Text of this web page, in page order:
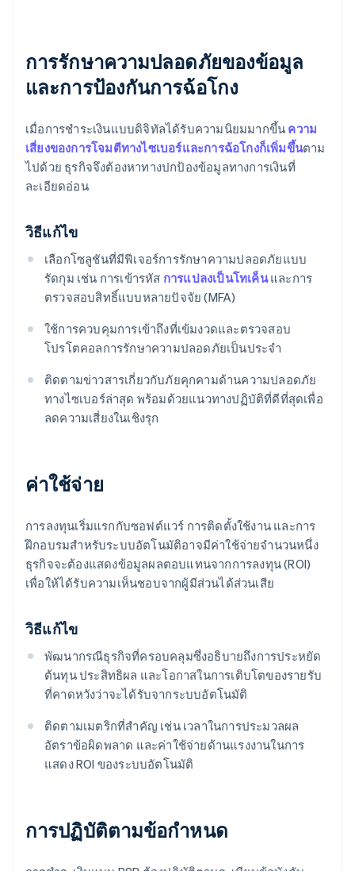
การรักษาความปลอดภัยของข้อมูล
และการป้องกันการฉ้อโกง
เมื่อการชําระเงินแบบดิจิทัลได้รับความนิยมมากขึ้น ความ
เสี่ยงของการโจมตีทางไซเบอร์และการฉ้อโกงก็เพิ่มขึ้นตาม
ไปด้วย ธุรกิจจึงต้องหาทางปกป้องข้อมูลทางการเงินที่
ละเอียดอ่อน
วิธีแก้ไข
เลือกโซลูชันที่มีฟีเจอร์การรักษาความปลอดภัยแบบ
รัดกุม เช่น การเข้ารหัส การแปลงเป็นโทเค็นและการ
ตรวจสอบสิทธิ์แบบหลายปัจจัย (MFA)
ใช้การควบคุมการเข้าถึงที่เข้มงวดและตรวจสอบ
โปรโตคอลการรักษาความปลอดภัยเป็นประจํา
ติดตามข่าวสารเกี่ยวกับภัยคุกคามด้านความปลอดภัย
ทางไซเบอร์ล่าสุด พร้อมด้วยแนวทางปฏิบัติที่ดีที่สุดเพื่อ
ลดความเสี่ยงในเชิงรุก
ค่าใช้จ่าย
การลงทุนเริ่มแรกกับซอฟต์แวร์ การติดตั้งใช้งาน และการ
ฝึกอบรมสําหรับระบบอัตโนมัติอาจมีค่าใช้จ่ายจำนวนหนึ่ง
ธุรกิจจะต้องแสดงข้อมูลผลตอบแทนจากการลงทุน (ROI)
เพื่อให้ได้รับความเห็นชอบจากผู้มีส่วนได้ส่วนเสีย
วิธีแก้ไข
พัฒนากรณีธุรกิจที่ครอบคลุมซึ่งอธิบายถึงการประหยัด
ต้นทุน ประสิทธิผล และโอกาสในการเติบโตของรายรับ
ที่คาดหวังว่าจะได้รับจากระบบอัตโนมัติ
ติดตามเมตริกที่สําคัญ เช่น เวลาในการประมวลผล
อัตราข้อผิดพลาด และค่าใช้จ่ายด้านแรงงานในการ
แสดง ROI ของระบบอัตโนมัติ
การปฏิบัติตามข้อกําหนด